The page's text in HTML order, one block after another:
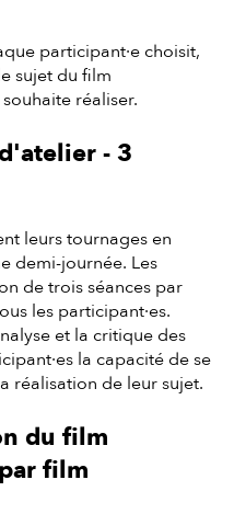
participant·e choisit,
sujet du film
réaliser.
- 3
leurs tournages en
demi-journée. Les
de trois séances par
les participant·es.
et la critique des
la capacité de se
réalisation de leur sujet.
du film
film